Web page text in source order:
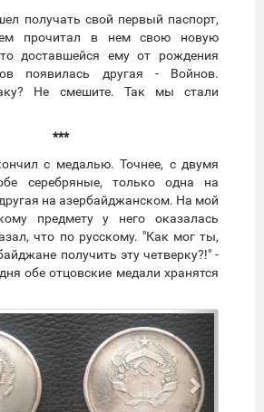
получать свой первый паспорт,
прочитал в нем свою новую
доставшейся ему от рождения
появилась другая - Войнов.
Не смешите. Так мы стали
***
с медалью. Точнее, с двумя
серебряные, только одна на
на азербайджанском. На мой
предмету у него оказалась
что по русскому. "Как мог ты,
получить эту четверку?!" -
обе отцовские медали хранятся